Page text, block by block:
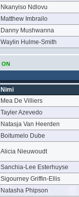
Nkanyiso Ndlovu
Matthew Imbrailo
Danny Mushwanna
Waylin Hulme-Smith
ON
Nimi
Mea De Villiers
Tayler Azevedo
Natasja Van Heerden
Boitumelo Dube
Alicia Nieuwoudt
Sanchia-Lee Esterhuyse
Sigourney Griffin-Ellis
Natasha Phipson